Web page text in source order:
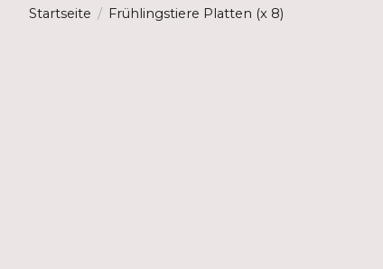
Startseite / Frühlingstiere Platten (x 8)